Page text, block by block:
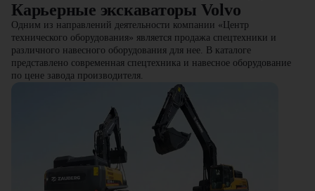
Карьерные экскаваторы Volvo
Одним из направлений деятельности компании «Центр
технического оборудования» является продажа спецтехники и
различного навесного оборудования для нее. В каталоге
представлено современная спецтехника и навесное оборудование
по цене завода производителя.